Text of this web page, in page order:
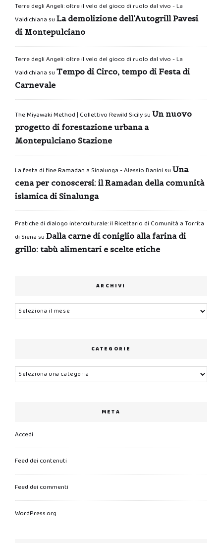
Terre degli Angeli: oltre il velo del gioco di ruolo dal vivo - La
Valdichiana su La demolizione dell’Autogrill Pavesi
di Montepulciano
Terre degli Angeli: oltre il velo del gioco di ruolo dal vivo - La
Valdichiana su Tempo di Circo, tempo di Festa di
Carnevale
The Miyawaki Method | Collettivo Rewild Sicilysu Un nuovo
progetto di forestazione urbana a
Montepulciano Stazione
La festa di fine Ramadan a Sinalunga - Alessio Banini su Una
cena per conoscersi: il Ramadan della comunità
islamica di Sinalunga
Pratiche di dialogo interculturale: il Ricettario di Comunità a Torrita
di Siena su Dalla carne di coniglio alla farina di
grillo: tabù alimentari e scelte etiche
ARCHIVI
Archivi
CATEGORIE
Categorie
META
Accedi
Feed dei contenuti
Feed dei commenti
WordPress.org